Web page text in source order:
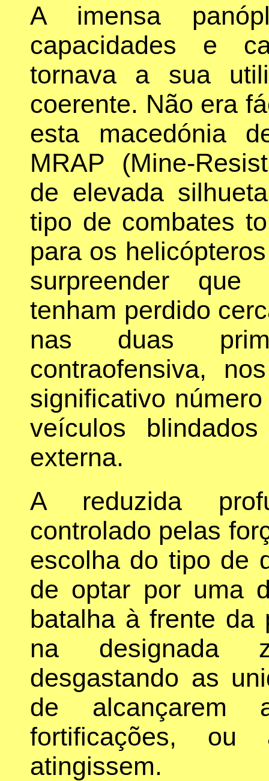
A imensa
capacidades e
tornava a sua
coerente. Não era
esta macedónia
MRAP (Mine-
de elevada
tipo de combates
para os
surpreender que
tenham perdido
nas duas
contraofensiva,
significativo
veículos
externa.
A reduzida
controlado pelas
escolha do tipo de
de optar por uma
batalha à frente da
na designada
desgastando as
de alcançarem
fortificações,
atingissem.